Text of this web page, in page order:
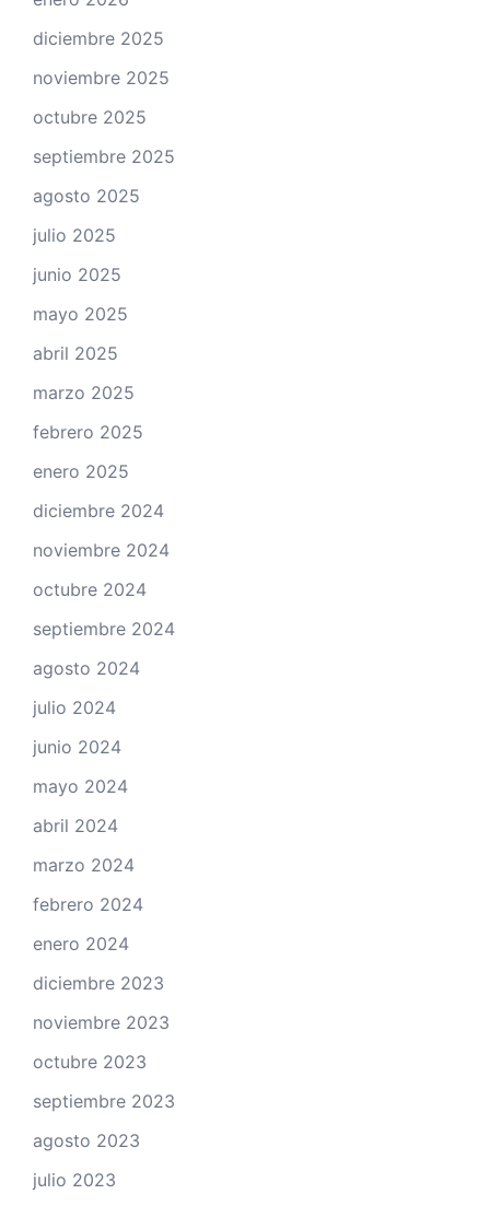
diciembre 2025
noviembre 2025
octubre 2025
septiembre 2025
agosto 2025
julio 2025
junio 2025
mayo 2025
abril 2025
marzo 2025
febrero 2025
enero 2025
diciembre 2024
noviembre 2024
octubre 2024
septiembre 2024
agosto 2024
julio 2024
junio 2024
mayo 2024
abril 2024
marzo 2024
febrero 2024
enero 2024
diciembre 2023
noviembre 2023
octubre 2023
septiembre 2023
agosto 2023
julio 2023